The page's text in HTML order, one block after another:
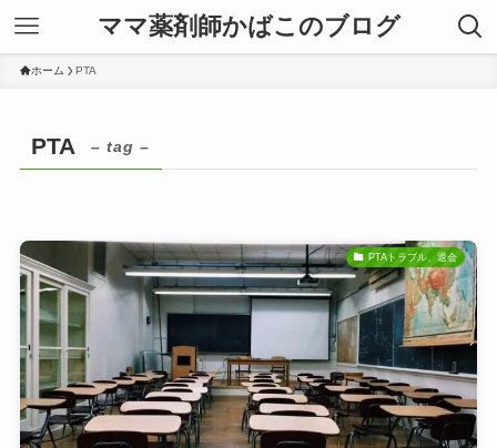
ママ薬剤師かばこのブログ
ホーム PTA
PTA – tag –
PTAトラブル、退会